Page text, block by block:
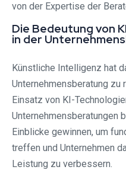
von der Expertise der
Die Bedeutung von
in der
Künstliche Intelligenz hat
Unternehmensberatung zu
Einsatz von KI-
Unternehmensberatungen
Einblicke gewinnen, um
treffen und Unternehmen
Leistung zu verbessern.